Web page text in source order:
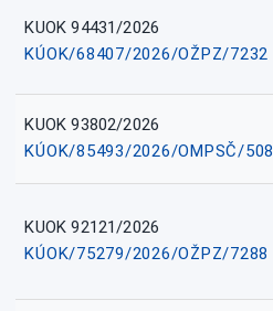
KUOK 94431/2026
KÚOK/68407/2026/OŽPZ/7232
KUOK 93802/2026
KÚOK/85493/2026/OMPSČ/508
KUOK 92121/2026
KÚOK/75279/2026/OŽPZ/7288